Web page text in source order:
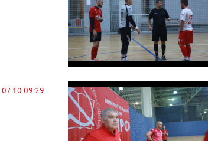
07.10 09:29